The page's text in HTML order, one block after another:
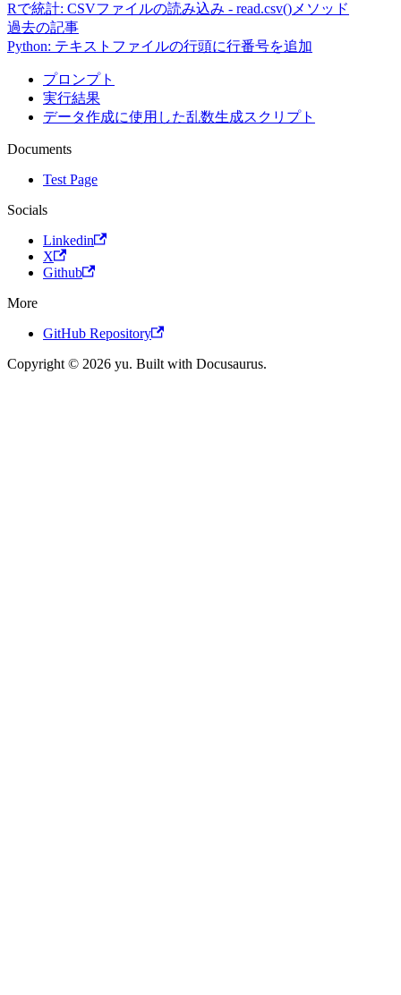
Rで統計: CSVファイルの読み込み - read.csv()メソッド
過去の記事
Python: テキストファイルの行頭に行番号を追加
プロンプト
実行結果
データ作成に使用した乱数生成スクリプト
Documents
Test Page
Socials
Linkedin
X
Github
More
GitHub Repository
Copyright © 2026 yu. Built with Docusaurus.